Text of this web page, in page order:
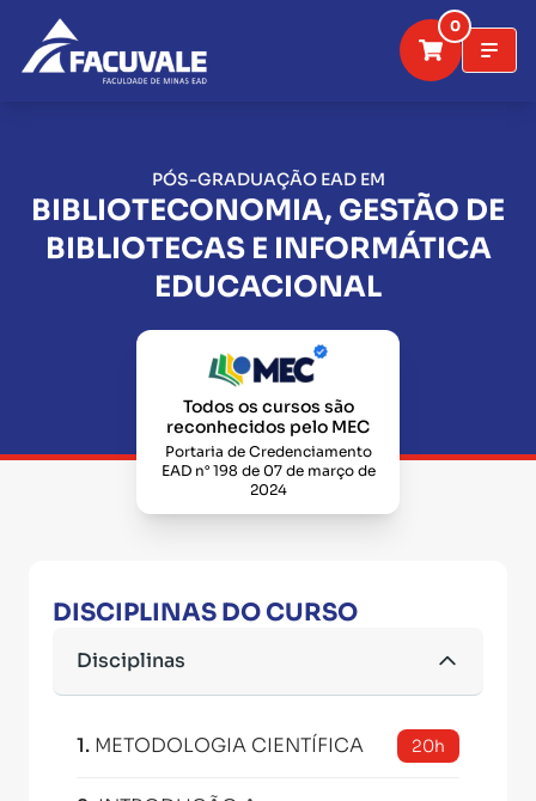
0
PÓS-GRADUAÇÃO EAD EM
BIBLIOTECONOMIA, GESTÃO DE
BIBLIOTECAS E INFORMÁTICA
EDUCACIONAL
Todos os cursos são
reconhecidos pelo MEC
Portaria de Credenciamento
EAD n° 198 de 07 de março de
2024
DISCIPLINAS DO CURSO
Disciplinas
1. METODOLOGIA CIENTÍFICA 20h